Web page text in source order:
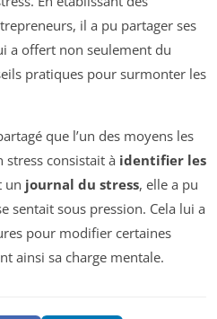
il a pu partager ses
a offert non seulement du
pratiques pour surmonter les
que l’un des moyens les
stress consistait à identifier les
un journal du stress, elle a pu
sentait sous pression. Cela lui a
pour modifier certaines
ainsi sa charge mentale.